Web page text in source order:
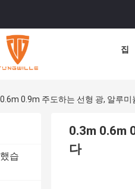
집
0.9m 주도하는 선형 광, 알루
습
0.3m 0.6m
다